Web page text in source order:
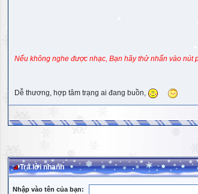
Nếu không nghe được nhạc, Bạn hãy thử nhấn vào nút
Dễ thương, hợp tâm trạng ai đang buồn,
Trả lời nhanh
Nhập vào tên của bạn: